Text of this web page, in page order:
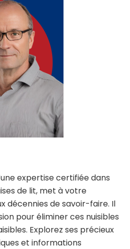
expertise certifiée dans
de lit, met à votre
décennies de savoir-faire. Il
pour éliminer ces nuisibles
Explorez ses précieux
et informations